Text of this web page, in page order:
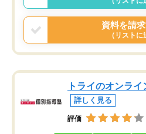
う事にして退会しました。遅れも
戻せ、授業内容や講師の方は良か
と思います。
資料を請
（リストに
トライのオンラ
詳しく見る
評価